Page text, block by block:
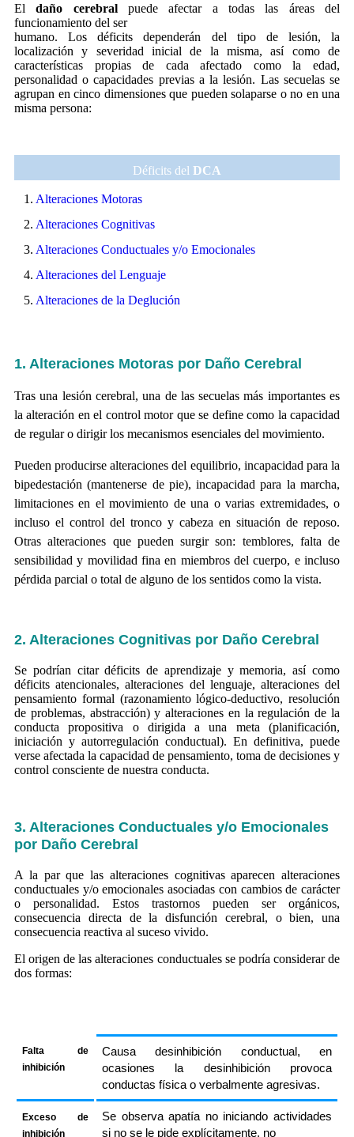
Eldaño cerebralpuede afectar a todas las áreas del
funcionamiento del ser
humano. Los déficits dependerán del tipo de lesión, la
localización y severidad inicial de la misma, así como de
características propias de cada afectado como la edad,
personalidad o capacidades previas a la lesión. Las secuelas se
agrupan en cinco dimensiones que pueden solaparse o no en una
misma persona:
Déficits del DCA
1. Alteraciones Motoras
2. Alteraciones Cognitivas
3. Alteraciones Conductuales y/o Emocionales
4. Alteraciones del Lenguaje
5. Alteraciones de la Deglución
1. Alteraciones Motoras por Daño Cerebral
Tras una lesión cerebral, una de las secuelas más importantes es
la alteración en el control motor que se define como la capacidad
de regular o dirigir los mecanismos esenciales del movimiento.
Pueden producirse alteraciones del equilibrio, incapacidad para la
bipedestación (mantenerse de pie), incapacidad para la marcha,
limitaciones en el movimiento de una o varias extremidades, o
incluso el control del tronco y cabeza en situación de reposo.
Otras alteraciones que pueden surgir son: temblores, falta de
sensibilidad y movilidad fina en miembros del cuerpo, e incluso
pérdida parcial o total de alguno de los sentidos como la vista.
2. Alteraciones Cognitivas por Daño Cerebral
Se podrían citar déficits de aprendizaje y memoria, así como
déficits atencionales, alteraciones del lenguaje, alteraciones del
pensamiento formal (razonamiento lógico-deductivo, resolución
de problemas, abstracción) y alteraciones en la regulación de la
conducta propositiva o dirigida a una meta (planificación,
iniciación y autorregulación conductual). En definitiva, puede
verse afectada la capacidad de pensamiento, toma de decisiones y
control consciente de nuestra conducta.
3. Alteraciones Conductuales y/o Emocionales
por Daño Cerebral
A la par que las alteraciones cognitivas aparecen alteraciones
conductuales y/o emocionales asociadas con cambios de carácter
o personalidad. Estos trastornos pueden ser orgánicos,
consecuencia directa de la disfunción cerebral, o bien, una
consecuencia reactiva al suceso vivido.
El origen de las alteraciones conductuales se podría considerar de
dos formas:
Falta de
inhibición
Causa desinhibición conductual, en
ocasiones la desinhibición provoca
conductas física o verbalmente agresivas.
Exceso de
inhibición
Se observa apatía no iniciando actividades
si no se le pide explícitamente, no